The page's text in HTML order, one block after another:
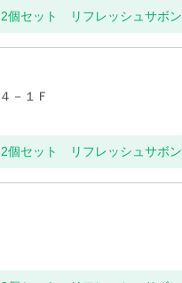
セット リフレッシュサボン
－１Ｆ
セット リフレッシュサボン